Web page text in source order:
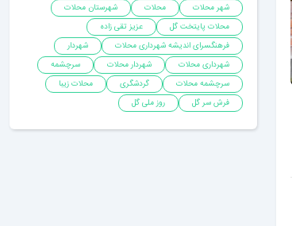
شهر محلات
محلات
شهرستان محلات
محلات پایتخت گل
عزیز تقی زاده
فرهنگسرای اندیشه شهرداری محلات
شهردار
شهرداری محلات
شهردار محلات
سرچشمه
سرچشمه محلات
گردشگری
محلات زیبا
فرش سر گل
روز ملی گل